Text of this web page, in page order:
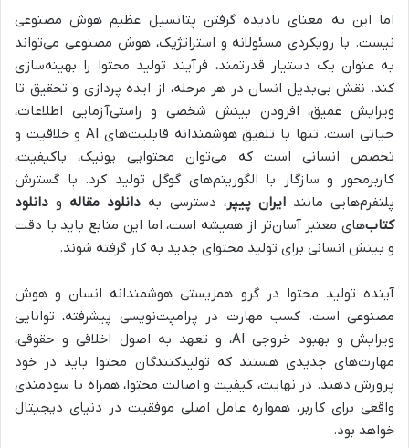
اما این به معنای نادیده گرفتن پتانسیل عظیم هوش مصنوعی
نیست. با رویکردی مسئولانه و استراتژیک، هوش مصنوعی می‌تواند
به عنوان یک دستیار قدرتمند، فرآیند تولید محتوا را بهینه‌سازی
کند. نقش بی‌بدیل انسان در هر مرحله، از ایده پردازی و تحقیق تا
ویرایش عمیق، افزودن بینش شخصی و راستی‌آزمایی اطلاعات،
حیاتی است. تنها با تلفیق هوشمندانه قابلیت‌های AI و خلاقیت و
تخصص انسانی است که می‌توان محتوایی یونیک، باکیفیت،
کاربرمحور و سازگار با الگوریتم‌های گوگل تولید کرد. با گسترش
پلتفرم‌هایی مانندایران پیپر، دسترسی به دانلود مقاله و دانلود
کتاب‌های معتبر آسان‌تر از همیشه است، اما این منابع باید با دقت
و بینش انسانی برای تولید محتوای جدید به کار گرفته شوند.
آینده تولید محتوا در گرو همزیستی هوشمندانه انسان و هوش
مصنوعی است. کسب مهارت در پرامپت‌نویسی پیشرفته، توانایی
ویرایش و بهبود خروجی AI، و تعهد به اصول اخلاقی و حقوقی،
مهارت‌های جدیدی هستند که تولیدکنندگان محتوا باید در خود
پرورش دهند. در نهایت، کیفیت و اصالت محتوا، همراه با سودمندی
واقعی برای کاربر، همواره عامل اصلی موفقیت در دنیای دیجیتال
خواهد بود.